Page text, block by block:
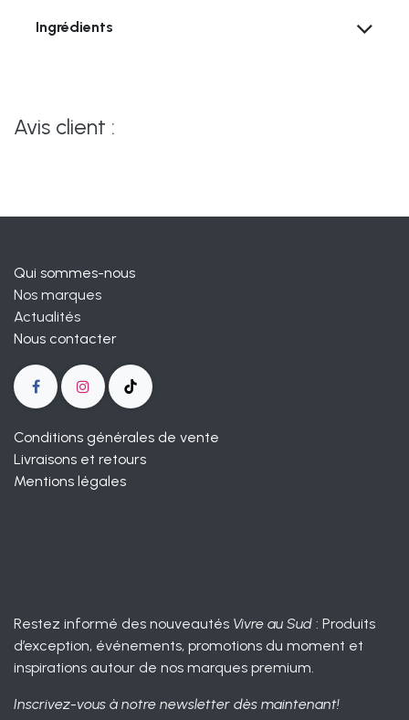
Ingrédients
Avis client :
Qui sommes-nous
Nos marques
Actualités
Nous contacter
Conditions générales de vente
Livraisons et retours
Mentions légales
Restez informé des nouveautés Vivre au Sud : Produits
d’exception, événements, promotions du moment et
inspirations autour de nos marques premium.
Inscrivez-vous à notre newsletter dès maintenant!